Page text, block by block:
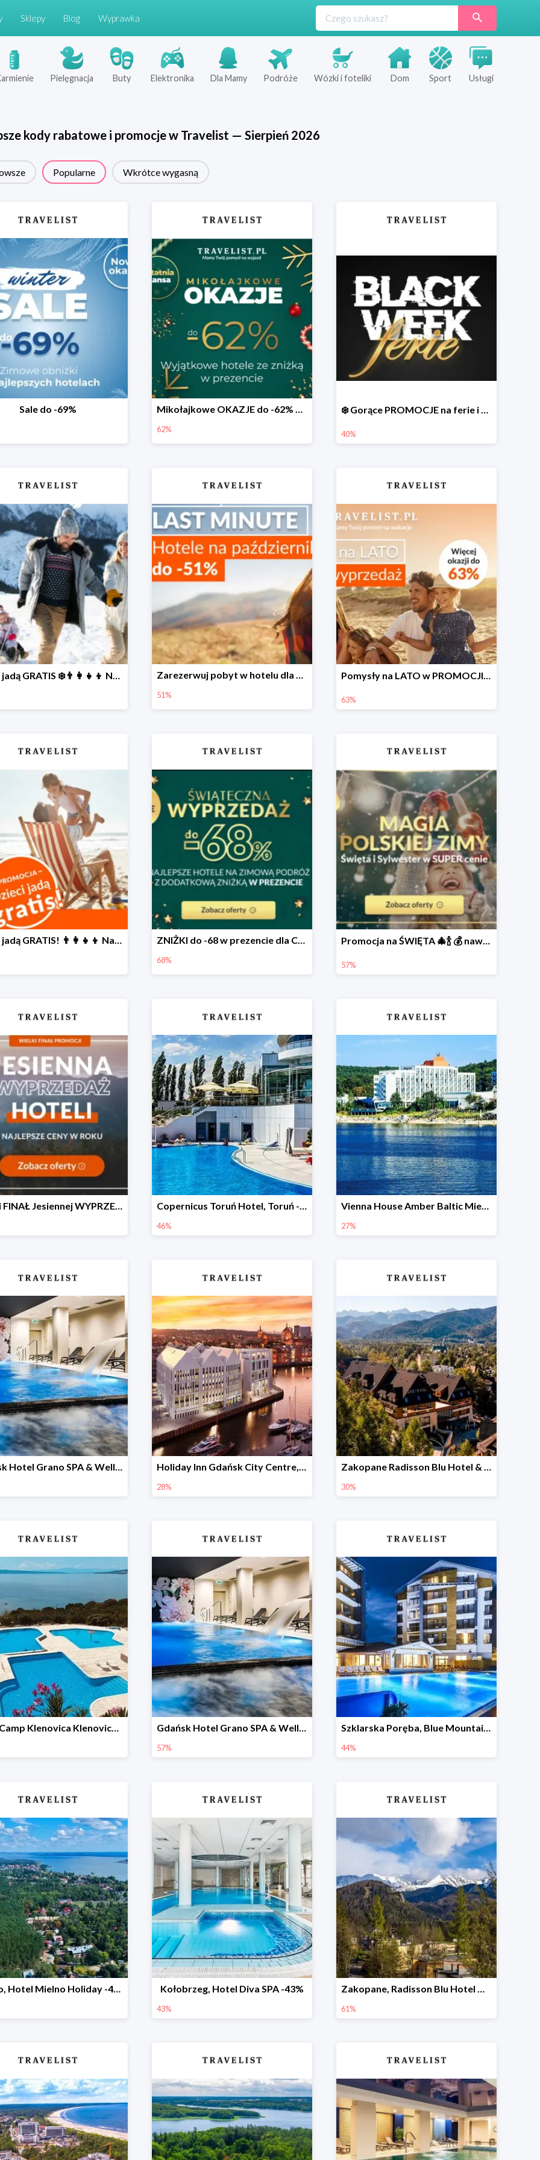
Sklepy Blog Wyprawka
Pielęgnacja Buty Elektronika Dla Mamy Podróże Wózki i foteliki Dom Sport Usługi
kody rabatowe i promocje w Travelist — Sierpień 2026
Popularne Wkrótce wygasną
Sale do -69% Mikołajkowe OKAZJE do -62% na bis 🎅 Prezent dla spóźnialskich
62%
❄️ Gorące PROMOCJE na ferie i nie tylko
40%
Dzieci jadą GRATIS ❄️👨‍👩‍👧‍👦 NOWE okazje Zarezerwuj pobyt w hotelu dla rodziny do -51% taniej
51%
Pomysły na LATO w PROMOCJI do -63% ☀️
63%
Dzieci jadą GRATIS! 👨‍👩‍👧‍👦 Największa PROMOCJA dla rodzin na Travelist.pl ZNIŻKI do -68 w prezencie dla Ciebie 🎅
68%
Promocja na ŚWIĘTA 🎄🍾 💰 nawet do -57%
57%
Wielki FINAŁ Jesiennej WYPRZEDAŻY Hoteli 🔥 Copernicus Toruń Hotel, Toruń -46%
46%
Vienna House Amber Baltic Miedzyzdroje -27%
27%
Gdańsk Hotel Grano SPA & Wellness w Travelist do -60% Holiday Inn Gdańsk City Centre, Gdańsk, Wybrzeże -28%
28%
Zakopane Radisson Blu Hotel & Residences Zakopane w Travelist -30%
30%
Small Camp Klenovica Klenovica Chorwacja w Travelist -27% Gdańsk Hotel Grano SPA & Wellness w Travelist do -57%
57%
Szklarska Poręba, Blue Mountain Resort -44%
44%
Mielno, Hotel Mielno Holiday -47% Kołobrzeg, Hotel Diva SPA -43%
43%
Zakopane, Radisson Blu Hotel & Residences -61%
61%